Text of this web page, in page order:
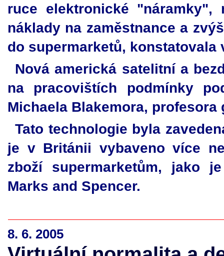
ruce elektronické
náklady na zaměstnance a
do supermarketů, konstatovala
Nová americká satelitní a
na pracovištích podmínky
Michaela Blakemora,
Tato technologie byla
je v Británii vybaveno více
zboží supermarketům, jako
Marks and Spencer.
8. 6. 2005